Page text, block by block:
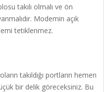
takılı olmalı ve ön
Modemin açık
tetiklenmez.
takıldığı portların hemen
bir delik göreceksiniz. Bu